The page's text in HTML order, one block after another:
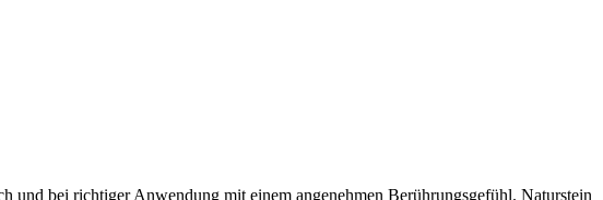
und bei richtiger Anwendung mit einem angenehmen Berührungsgefühl. Naturstein